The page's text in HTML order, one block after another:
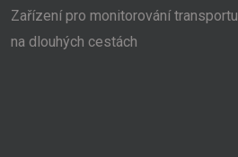
Zařízení pro monitorování transportu
na dlouhých cestách